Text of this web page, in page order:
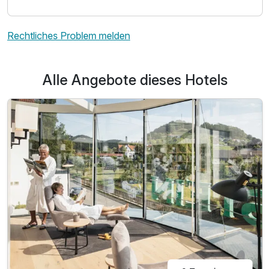
Rechtliches Problem melden
Alle Angebote dieses Hotels